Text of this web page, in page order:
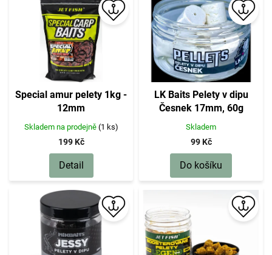
Special amur pelety 1kg -
12mm
Skladem na prodejně (1 ks)
199 Kč
Detail
LK Baits Pelety v dipu
Česnek 17mm, 60g
Skladem
99 Kč
Do košíku